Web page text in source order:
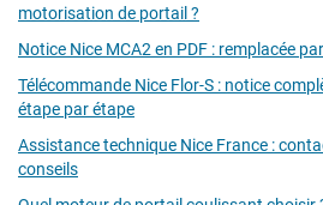
motorisation de portail ?
Notice Nice MCA2 en PDF : remplacée
Télécommande Nice Flor-S : notice
étape par étape
Assistance technique Nice France :
conseils